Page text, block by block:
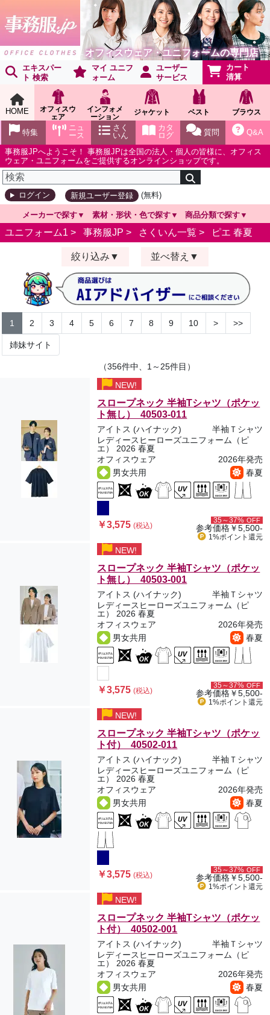
オフィスウェア・ユニフォームの専門店
エキスパー
ト 検索
マイ ユニフ
ォーム
ユーザー
サービス
カート
清算
HOME
オフィスウ
ェア
インフォメ
ーション
ショールー
ム
ジャケット ベスト ブラウス
Q&A
質問
カタ
ログ
さく
いん
ニュ
ース
特集
事務服JPへようこそ！ 事務服JPは全国の法人・個人の皆様に、オフィス
ウェア・ユニフォームをご提供するオンラインショップです。
ログイン 新規ユーザー登録 (無料)
メーカーで探す 素材・形状・色で探す 商品分類で探す
ユニフォーム1 > 事務服JP > さくいん一覧 > ピエ 春夏
絞り込み 並べ替え
1 2 3 4 5 6 7 8 9 10 > >>
姉妹サイト
（356件中、1～25件目）
NEW!
スロープネック 半袖Tシャツ（ポケッ
ト無し） 40503-011
アイトス (ハイナック)
半袖Ｔシャツ
レディースヒーローズユニフォーム（ピ
エ） 2026 春夏
オフィスウェア
2026年発売
男女共用
春夏
￥3,575(税込)
35～37% OFF
参考価格￥5,500-
1%ポイント 還元
NEW!
スロープネック 半袖Tシャツ（ポケッ
ト無し） 40503-001
アイトス (ハイナック)
半袖Ｔシャツ
レディースヒーローズユニフォーム（ピ
エ） 2026 春夏
オフィスウェア
2026年発売
男女共用
春夏
￥3,575(税込)
35～37% OFF
参考価格￥5,500-
1%ポイント 還元
NEW!
スロープネック 半袖Tシャツ（ポケッ
ト付） 40502-011
アイトス (ハイナック)
半袖Ｔシャツ
レディースヒーローズユニフォーム（ピ
エ） 2026 春夏
オフィスウェア
2026年発売
男女共用
春夏
￥3,575(税込)
35～37% OFF
参考価格￥5,500-
1%ポイント 還元
NEW!
スロープネック 半袖Tシャツ（ポケッ
ト付） 40502-001
アイトス (ハイナック)
半袖Ｔシャツ
レディースヒーローズユニフォーム（ピ
エ） 2026 春夏
オフィスウェア
2026年発売
男女共用
春夏